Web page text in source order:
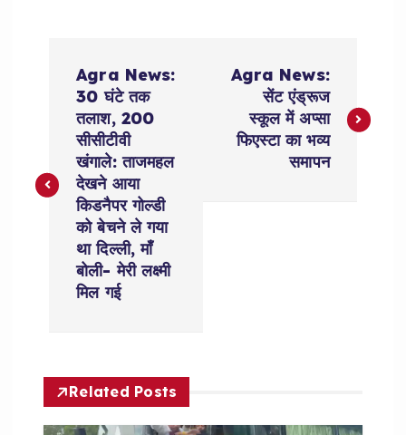
t
g
Agra News:
30 घंटे तक
तलाश, 200
सीसीटीवी
खंगाले: ताजमहल
देखने आया
किडनैपर गोल्डी
को बेचने ले गया
था दिल्ली, माँ
बोली- मेरी लक्ष्मी
मिल गई
Agra News:
सेंट एंड्रूज
स्कूल में अप्सा
फिएस्टा का भव्य
समापन
Related Posts